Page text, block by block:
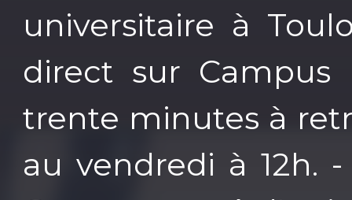
universitaire à
direct sur Campus
trente minutes à
au vendredi à 12h.